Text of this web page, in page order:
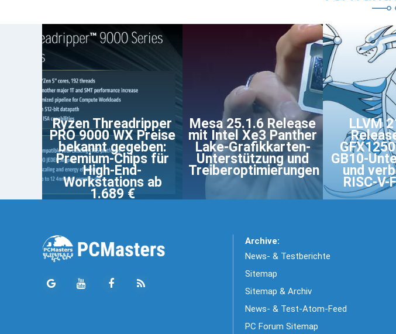
Ryzen Threadripper
PRO 9000 WX Preise
bekannt gegeben:
Premium-Chips für
High-End-
Workstations ab
1.689 €
Mesa 25.1.6 Release
mit Intel Xe3 Panther
Lake-Grafikkarten-
Unterstützung und
Treiberoptimierungen
LLVM
GB10-
und
RISC-V-
Archive:
News- & Testberichte
Sitemap
Sitemap & Archiv
News- & Test-Atom-Feed
PC Forum Sitemap